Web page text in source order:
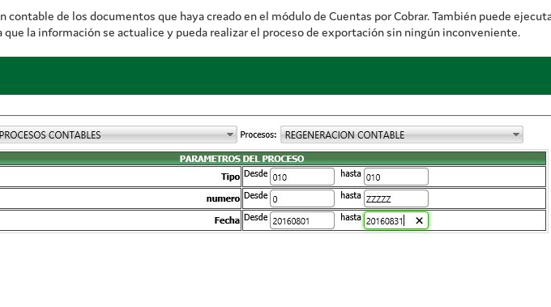
de los documentos que haya creado en el módulo de Cuentas por Cobrar. También puede
la información se actualice y pueda realizar el proceso de exportación sin ningún inconveniente.